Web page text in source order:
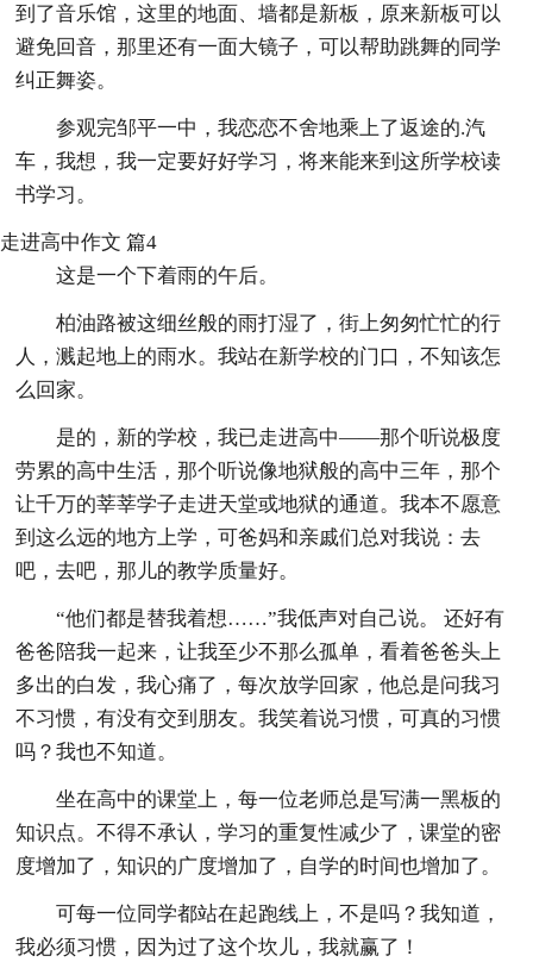
到了音乐馆，这里的地面、墙都是新板，原来新板可以
避免回音，那里还有一面大镜子，可以帮助跳舞的同学
纠正舞姿。
参观完邹平一中，我恋恋不舍地乘上了返途的.汽
车，我想，我一定要好好学习，将来能来到这所学校读
书学习。
走进高中作文 篇4
这是一个下着雨的午后。
柏油路被这细丝般的雨打湿了，街上匆匆忙忙的行
人，溅起地上的雨水。我站在新学校的门口，不知该怎
么回家。
是的，新的学校，我已走进高中——那个听说极度
劳累的高中生活，那个听说像地狱般的高中三年，那个
让千万的莘莘学子走进天堂或地狱的通道。我本不愿意
到这么远的地方上学，可爸妈和亲戚们总对我说：去
吧，去吧，那儿的教学质量好。
“他们都是替我着想……”我低声对自己说。 还好有
爸爸陪我一起来，让我至少不那么孤单，看着爸爸头上
多出的白发，我心痛了，每次放学回家，他总是问我习
不习惯，有没有交到朋友。我笑着说习惯，可真的习惯
吗？我也不知道。
坐在高中的课堂上，每一位老师总是写满一黑板的
知识点。不得不承认，学习的重复性减少了，课堂的密
度增加了，知识的广度增加了，自学的时间也增加了。
可每一位同学都站在起跑线上，不是吗？我知道，
我必须习惯，因为过了这个坎儿，我就赢了！